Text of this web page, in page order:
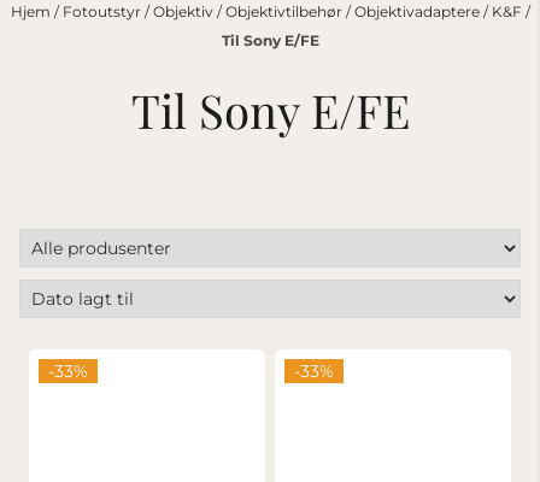
Hjem / Fotoutstyr /Objektiv /Objektivtilbehør /Objektivadaptere / K&F /
Til Sony E/FE
Til Sony E/FE
-33% -33%